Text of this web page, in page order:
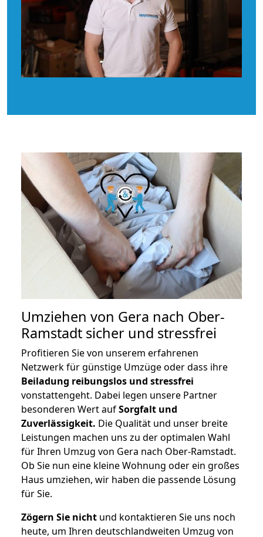
Umziehen von Gera nach Ober-
Ramstadt sicher und stressfrei
Profitieren Sie von unserem erfahrenen
Netzwerk für günstige Umzüge oder dass ihre
Beiladung reibungslos und stressfrei
vonstattengeht. Dabei legen unsere Partner
besonderen Wert aufSorgfalt und
Zuverlässigkeit. Die Qualität und unser breite
Leistungen machen uns zu der optimalen Wahl
für Ihren Umzug von Gera nach Ober-Ramstadt.
Ob Sie nun eine kleine Wohnung oder ein großes
Haus umziehen, wir haben die passende Lösung
für Sie.
Zögern Sie nicht und kontaktieren Sie uns noch
heute, um Ihren deutschlandweiten Umzug von